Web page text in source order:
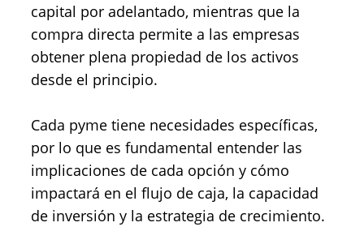
capital por adelantado, mientras que la
compra directa permite a las empresas
obtener plena propiedad de los activos
desde el principio.
Cada pyme tiene necesidades específicas,
por lo que es fundamental entender las
implicaciones de cada opción y cómo
impactará en el flujo de caja, la capacidad
de inversión y la estrategia de crecimiento.